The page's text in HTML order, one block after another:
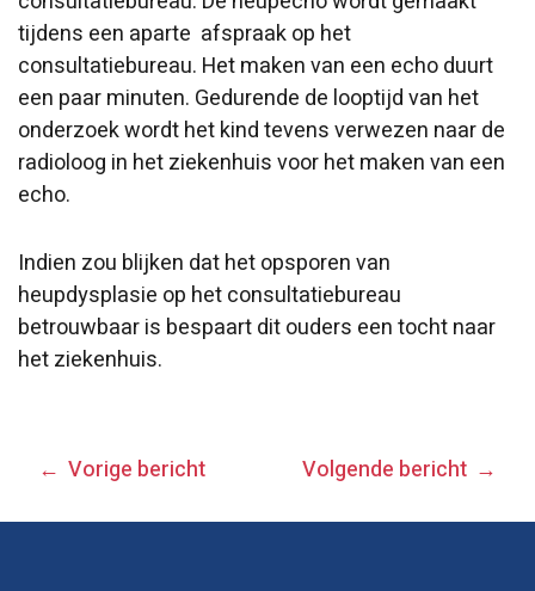
tijdens een aparte afspraak op het
consultatiebureau. Het maken van een echo duurt
een paar minuten. Gedurende de looptijd van het
onderzoek wordt het kind tevens verwezen naar de
radioloog in het ziekenhuis voor het maken van een
echo.
Indien zou blijken dat het opsporen van
heupdysplasie op het consultatiebureau
betrouwbaar is bespaart dit ouders een tocht naar
het ziekenhuis.
BERICHT
NAVIGATIE
Vorige bericht Volgende bericht